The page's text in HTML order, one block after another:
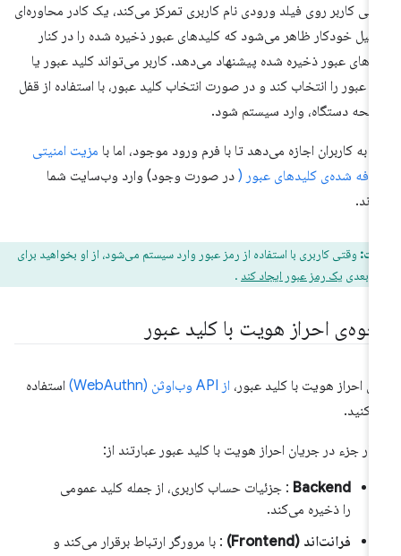
کاربر روی فیلد ورودی نام کاربری تمرکز می‌کند، یک کادر محاوره‌ای
خودکار ظاهر می‌شود که کلیدهای عبور ذخیره شده را در کنار
عبور ذخیره شده پیشنهاد می‌دهد. کاربر می‌تواند کلید عبور یا
عبور را انتخاب کند و در صورت انتخاب کلید عبور، با استفاده از قفل
دستگاه، وارد سیستم شود.
به کاربران اجازه می‌دهد تا با فرم ورود موجود، اما بامزیت امنیتی
شده‌ی کلیدهای عبور (در صورت وجود) وارد وب‌سایت شما
وقتی کاربری با استفاده از رمز عبور وارد سیستم می‌شود، از او بخواهید برای
بعدییک رمز عبور ایجاد کند.
احراز هویت با کلید عبور
احراز هویت با کلید عبور،از API وب‌اوثن (WebAuthn)
استفاده
جزء در جریان احراز هویت با کلید عبور عبارتند از:
Backend: جزئیات حساب کاربری، از جمله کلید عمومی
را ذخیره می‌کند.
فرانت‌اند (Frontend)
: با مرورگر ارتباط برقرار می‌کند و